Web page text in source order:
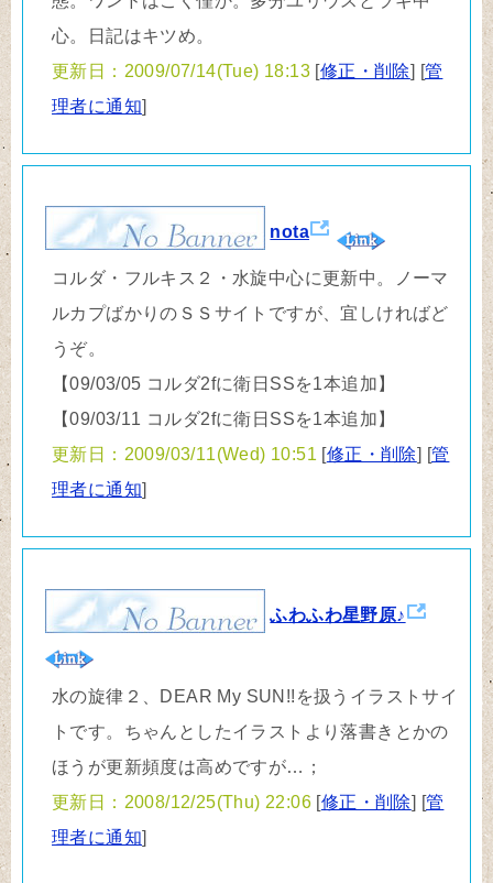
心。日記はキツめ。
更新日：2009/07/14(Tue) 18:13 [修正・削除] [管
理者に通知]
nota
コルダ・フルキス２・水旋中心に更新中。ノーマ
ルカプばかりのＳＳサイトですが、宜しければど
うぞ。
【09/03/05 コルダ2fに衛日SSを1本追加】
【09/03/11 コルダ2fに衛日SSを1本追加】
更新日：2009/03/11(Wed) 10:51 [修正・削除] [管
理者に通知]
ふわふわ星野原♪
水の旋律２、DEAR My SUN!!を扱うイラストサイ
トです。ちゃんとしたイラストより落書きとかの
ほうが更新頻度は高めですが…；
更新日：2008/12/25(Thu) 22:06 [修正・削除] [管
理者に通知]